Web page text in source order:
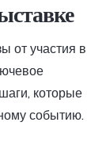
от участия в
которые
событию.